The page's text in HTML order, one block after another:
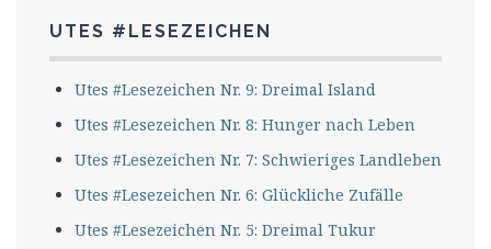
UTES #LESEZEICHEN
Utes #Lesezeichen Nr. 9: Dreimal Island
Utes #Lesezeichen Nr. 8: Hunger nach Leben
Utes #Lesezeichen Nr. 7: Schwieriges Landleben
Utes #Lesezeichen Nr. 6: Glückliche Zufälle
Utes #Lesezeichen Nr. 5: Dreimal Tukur